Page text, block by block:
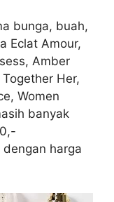
bunga, buah,
Eclat Amour,
Amber
Her,
Women
banyak
harga